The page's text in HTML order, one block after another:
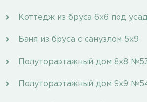
Коттедж из бруса 6х6 под
Баня из бруса с санузлом 5х9
Полутораэтажный дом 8х8
Полутораэтажный дом 9х9